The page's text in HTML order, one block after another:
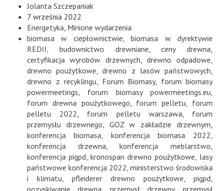
Jolanta Szczepaniak
7 września 2022
Energetyka Minione wydarzenia
biomasa w ciepłownictwie ,biomasa w dyrektywie
REDII
budownictwo drewniane ,ceny drewna
certyfikacja wyrobów drzewnych
drewno odpadowe
drewno poużytkowe ,drewno z lasów państwowych
drewno z recyklingu
Forum Biomasy, forum biomasy
powermeetings
forum biomasy powermeetings.eu
forum drewna poużytkowego
forum pelletu
forum
pelletu 2022
forum pelletu warszawa
forum
przemysłu drzewnego
GOZ w zakładzie drzewnym
konferencja biomasa
konferencja biomasa 2022
konferencja drzewna ,konferencja meblarstwo
konferencja pigpd kronospan drewno poużytkowe lasy
państwowe konferencja 2022 ministerstwo środowiska
i klimatu
pfleiderer drewno poużytkowe pigpd
pozyskiwanie drewna
przemysł drzewny, przemysł